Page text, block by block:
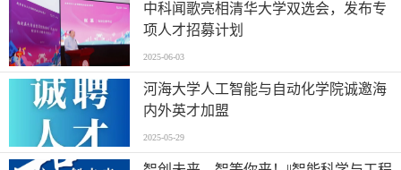
中科闻歌亮相清华大学双选会，发布专
项人才招募计划
2025-06-03
河海大学人工智能与自动化学院诚邀海
内外英才加盟
2025-05-29